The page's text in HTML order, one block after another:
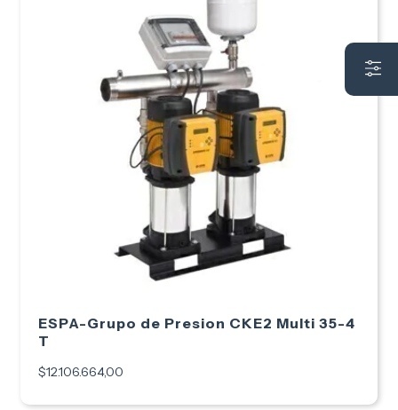
ESPA-Grupo de Presion CKE2 Multi 35-4
T
$12.106.664,00